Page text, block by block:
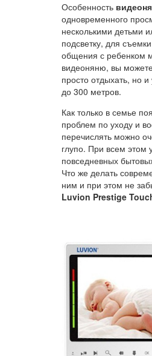
Особенность
одновременного
несколькими детьми
подсветку, для
общения с ребенком
видеоняню, вы
просто отдыхать, но
до 300 метров.
Как только в семье
проблем по уходу и
перечислять можно
глупо. При всем этом
повседневных
Что же делать
ним и при этом не
Luvion Prestige